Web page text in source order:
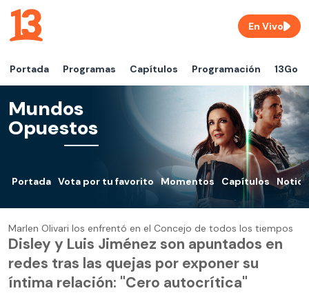
Portada Programas Capítulos Programación 13Go
En Vivo
Mundos
Opuestos
Portada Vota por tu favorito Momentos Capítulos
Marlen Olivari los enfrentó en el Concejo de todos los tiempos
Disley y Luis Jiménez son apuntados en
redes tras las quejas por exponer su
íntima relación: "Cero autocrítica"